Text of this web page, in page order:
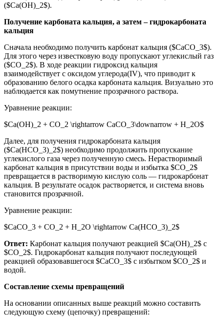
($Ca(OH)_2$).
Получение карбоната кальция, а затем – гидрокарбоната
кальция
Сначала необходимо получить карбонат кальция ($CaCO_3$).
Для этого через известковую воду пропускают углекислый газ
($CO_2$). В ходе реакции гидроксид кальция
взаимодействует с оксидом углерода(IV), что приводит к
образованию белого осадка карбоната кальция. Визуально это
наблюдается как помутнение прозрачного раствора.
Уравнение реакции:
$Ca(OH)_2 + CO_2 \rightarrow CaCO_3\downarrow + H_2O$
Далее, для получения гидрокарбоната кальция
($Ca(HCO_3)_2$) необходимо продолжить пропускание
углекислого газа через полученную смесь. Нерастворимый
карбонат кальция в присутствии воды и избытка $CO_2$
превращается в растворимую кислую соль — гидрокарбонат
кальция. В результате осадок растворяется, и система вновь
становится прозрачной.
Уравнение реакции:
$CaCO_3 + CO_2 + H_2O \rightarrow Ca(HCO_3)_2$
Ответ: Карбонат кальция получают реакцией $Ca(OH)_2$ с
$CO_2$. Гидрокарбонат кальция получают последующей
реакцией образовавшегося $CaCO_3$ с избытком $CO_2$ и
водой.
Составление схемы превращений
На основании описанных выше реакций можно составить
следующую схему (цепочку) превращений: